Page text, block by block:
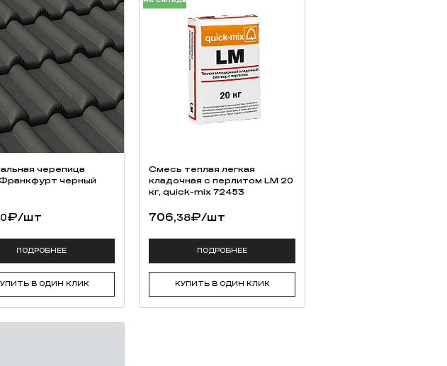
черепица
черный
₽/шт
ПОДРОБНЕЕ
В ОДИН КЛИК
Смесь теплая легкая
кладочная с перлитом LM 20
кг, quick-mix 72453
706,38₽/шт
ПОДРОБНЕЕ
КУПИТЬ В ОДИН КЛИК